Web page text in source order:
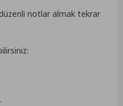
düzenli notlar almak tekrar